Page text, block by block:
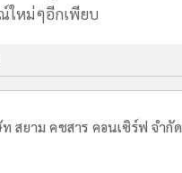
ใหม่ๆอีกเพียบ
สยาม คชสาร คอนเซิร์ฟ จำกัด